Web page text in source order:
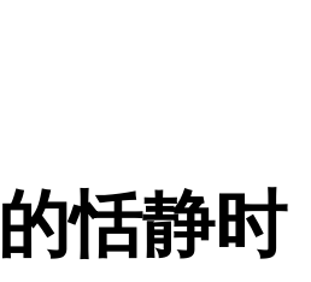
恬静时